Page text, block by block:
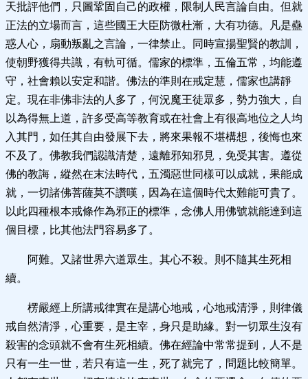
天批評他們，只圖鞏固自己的政權，限制人民言論自由。但就
正法的立場而言，這些國王大臣防微杜漸，大有功德。凡是蠱
惑人心，扇動叛亂之言論，一律禁止。同時宣揚聖賢的教訓，
使朝野獲得共識，有軌可循。儒家的標準，五倫五常，均能遵
守，社會賴以安定和諧。佛法的準則在戒定慧，儒家也講靜
定。現在非佛非法的人多了，何況魔王徒眾多，勢力強大，自
以為得無上道，許多受高等教育或在社會上有很高地位之人均
入其門，如任其自由發展下去，將來果報不堪構想，後悔也來
不及了。佛教我們認識清楚，遠離邪知邪見，免受其害。遵從
佛的教誨，縱然在末法時代，五濁惡世同樣可以成就，果能成
就，一切諸佛菩薩莫不讚嘆，因為在這個時代太難能可貴了。
以此四種根本戒條作為邪正的標準，念佛人用佛號就能達到這
個目標，比其他法門容易多了。
阿難。又諸世界六道眾生。其心不殺。則不隨其生死相
續。
楞嚴經上所講戒律實在是講心地戒，心地戒清淨，則律儀
戒自然清淨，心重要，是主宰，身只是助緣。對一切眾生沒有
殺害的念頭就不會有生死相續。佛在經論中常常提到，人不是
只有一生一世，若只有這一生，死了就完了，問題比較簡單。